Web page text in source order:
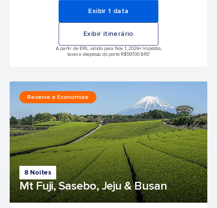
Exibir 1 data
Exibir itinerário
A partir de BRL, válido para Nov 1, 2026+ Impostos,
taxas e despesas do porto R$597,00 BRL*
8 Noites
Mt Fuji, Sasebo, Jeju & Busan
Reserve e Economize